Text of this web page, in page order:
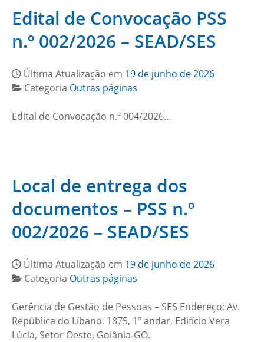
Edital de Convocação PSS
n.º 002/2026 – SEAD/SES
Última Atualização em 19 de junho de 2026
Categoria Outras páginas
Edital de Convocação n.º 004/2026…
Local de entrega dos
documentos – PSS n.º
002/2026 – SEAD/SES
Última Atualização em 19 de junho de 2026
Categoria Outras páginas
Gerência de Gestão de Pessoas – SES Endereço: Av.
República do Líbano, 1875, 1º andar, Edifício Vera
Lúcia, Setor Oeste, Goiânia-GO.